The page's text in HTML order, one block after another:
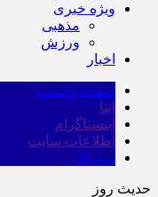
ویژه خبری
مذهبی
ورزش
اخبار
صفحه نخست
ایتا
اینستاگرام
اطلاعات سایت
برو بالا
حدیث روز